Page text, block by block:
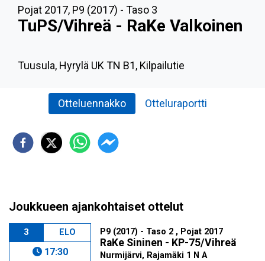
Pojat 2017, P9 (2017) - Taso 3
TuPS/Vihreä - RaKe Valkoinen
Tuusula, Hyrylä UK TN B1, Kilpailutie
Otteluennakko Otteluraportti
Joukkueen ajankohtaiset ottelut
3 ELO
17:30
P9 (2017) - Taso 2 , Pojat 2017
RaKe Sininen - KP-75/Vihreä
Nurmijärvi, Rajamäki 1 N A